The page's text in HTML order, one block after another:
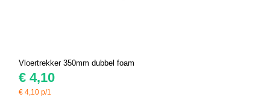
Vloertrekker 350mm dubbel foam
€ 4,10
€4,10 p/1